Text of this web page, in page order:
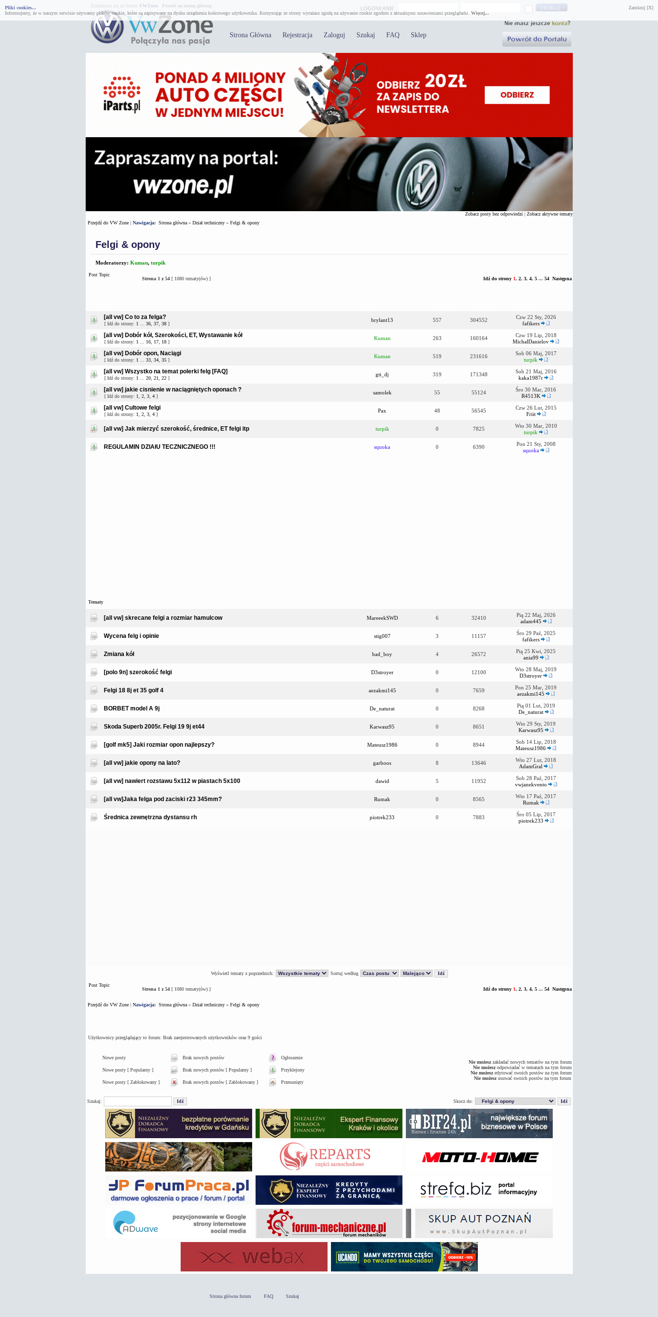
Zamknij [X]
Pliki cookies...
Informujemy, że w naszym serwisie używamy plików cookie, które są zapisywane na dysku urządzenia końcowego użytkownika. Korzystając ze strony wyrażasz zgodę na używanie cookie zgodnie z aktualnymi ustawieniami przeglądarki. Więcej...
Znajdujesz się na forum VWZone. Powrót na stronę główną.
Strona Główna Rejestracja Zaloguj Szukaj FAQ Sklep
Zobacz posty bez odpowiedzi | Zobacz aktywne tematy
Przejdź do VW Zone| Nawigacja: Strona główna» Dział techniczny» Felgi & opony
Felgi & opony
Moderatorzy: Kuman, turpik
Post Topic
Strona 1 z54[ 1080 tematy(ów) ] Idź do strony 1, 2, 3, 4, 5... 54 Następna
[all vw] Co to za felga?
[ Idź do strony: 1 36, 37, 38]
brylant13 557 304552
Czw 22 Sty, 2026
fafikers
[all vw] Dobór kół, Szerokości, ET, Wystawanie kół
[ Idź do strony: 1 16, 17, 18]
Kuman 263 160164
Czw 19 Lip, 2018
MichalDanielov
[all vw] Dobór opon, Naciągi
[ Idź do strony: 1 33, 34, 35]
Kuman 519 231616
Sob 06 Maj, 2017
turpik
[all vw] Wszystko na temat polerki felg [FAQ]
[ Idź do strony: 1 20, 21 22]
gti_dj 319 171348
Sob 21 Maj, 2016
kaka1987r
[all vw] jakie cisnienie w naciągniętych oponach ?
[ Idź do strony: 1 2, 3, 4]
samolek 55 55124
Śro 30 Mar, 2016
R4513K
[all vw] Cultowe felgi
[ Idź do strony: 1 2, 3, 4]
Pax 48 56545
Czw 26 Lut, 2015
Friit
[all vw] Jak mierzyć szerokość, średnice, ET felgi itp turpik 0 7825
Wto 30 Mar, 2010
turpik
REGULAMIN DZIAłU TECZNICZNEGO !!! squoka 0 6390
Pon 21 Sty, 2008
squoka
Tematy
[all vw] skrecane felgi a rozmiar hamulcow MareeekSWD 6 32410
Pią 22 Maj, 2026
adam445
Wycena felg i opinie stig007 3 11157
Śro 29 Paź, 2025
fafikers
Zmiana kół bad_boy 4 26572
Pią 25 Kwi, 2025
ania99
[polo 9n] szerokość felgi D3stroyer 0 12100
Wto 28 Maj, 2019
D3stroyer
Felgi 18 8j et 35 golf 4 aezakmi145 0 7659
Pon 25 Mar, 2019
aezakmi145
BORBET model A 9j De_naturat 0 8268
Pią 01 Lut, 2019
De_naturat
Skoda Superb 2005r. Felgi 19 9j et44 Karwasz95 0 8651
Wto 29 Sty, 2019
Karwasz95
[golf mk5] Jaki rozmiar opon najlepszy? Mateusz1986 0 8944
Sob 14 Lip, 2018
Mateusz1986
[all vw] jakie opony na lato? garboos 8 13646
Wto 27 Lut, 2018
AdamGral
[all vw] nawiert rozstawu 5x112 w piastach 5x100 dawid 5 11952
Sob 28 Paź, 2017
vwjanekvento
[all vw]Jaka felga pod zaciski r23 345mm? Rumak 0 8565
Wto 17 Paź, 2017
Rumak
Średnica zewnętrzna dystansu rh piotrek233 0 7883
Śro 05 Lip, 2017
piotrek233
Wyświetl tematy z poprzednich: Sortuj według
Post Topic
Strona 1 z54[ 1080 tematy(ów) ] Idź do strony 1, 2, 3, 4, 5... 54 Następna
Przejdź do VW Zone| Nawigacja: Strona główna» Dział techniczny» Felgi & opony
Użytkownicy przeglądający to forum: Brak zarejestrowanych użytkowników oraz 9 gości
Nowe posty Brak nowych postów Ogłoszenie
Nowe posty [ Popularny ] Brak nowych postów [ Popularny ] Przyklejony
Nowe posty [ Zablokowany ] Brak nowych postów [ Zablokowany ] Przesunięty
Nie możeszzakładać nowych tematów na tym forum
Nie możeszodpowiadać w tematach na tym forum
Nie możeszedytować swoich postów na tym forum
Nie możeszusuwać swoich postów na tym forum
Szukaj: Skocz do:
Strona główna forum FAQ Szukaj